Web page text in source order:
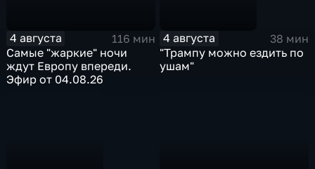
4 августа
116 мин
Самые "жаркие" ночи
ждут Европу впереди.
Эфир от 04.08.26
4 августа
38 мин
"Трампу можно ездить по
ушам"